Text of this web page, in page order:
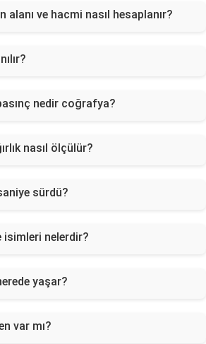
alanı ve hacmi nasıl hesaplanır?
nedir coğrafya?
nasıl ölçülür?
sürdü?
nelerdir?
yaşar?
var mı?